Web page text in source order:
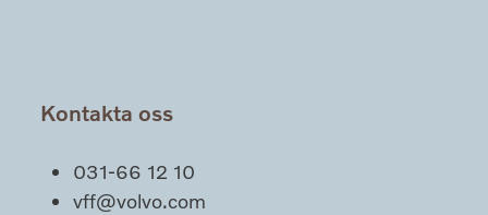
Kontakta oss
031-66 12 10
vff@volvo.com